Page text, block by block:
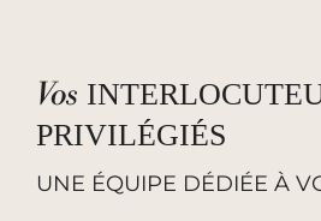
Vos
PRIVILÉGIÉS
UNE ÉQUIPE DÉDIÉE À